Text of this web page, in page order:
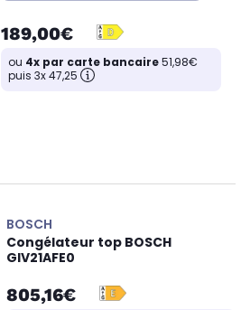
189,00€
ou 4x par carte bancaire51,98€
puis 3x 47,25
BOSCH
Congélateur top BOSCH
GIV21AFE0
805,16€